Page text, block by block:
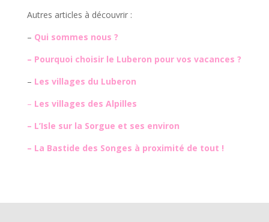
Autres articles à découvrir :
– Qui sommes nous ?
– Pourquoi choisir le Luberon pour vos vacances ?
– Les villages du Luberon
– Les villages des Alpilles
– L’Isle sur la Sorgue et ses environ
– La Bastide des Songes à proximité de tout !